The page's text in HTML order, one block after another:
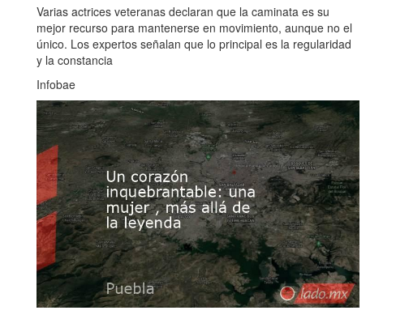
Varias actrices veteranas declaran que la caminata es su
mejor recurso para mantenerse en movimiento, aunque no el
único. Los expertos señalan que lo principal es la regularidad
y la constancia
Infobae